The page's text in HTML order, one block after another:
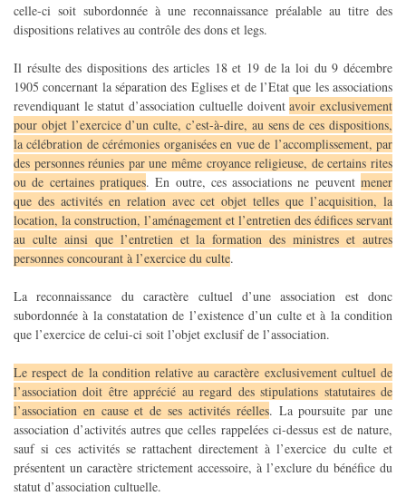
celle-ci soit subordonnée à une reconnaissance préalable au titre des
dispositions relatives au contrôle des dons et legs.
Il résulte des dispositions des articles 18 et 19 de la loi du 9 décembre
1905 concernant la séparation des Eglises et de l’Etat que les associations
revendiquant le statut d’association cultuelle doiventavoir exclusivement
pour objet l’exercice d’un culte, c’est-à-dire, au sens de ces dispositions,
la célébration de cérémonies organisées en vue de l’accomplissement, par
des personnes réunies par une même croyance religieuse, de certains rites
ou de certaines pratiques. En outre, ces associations ne peuventmener
que des activités en relation avec cet objet telles que l’acquisition, la
location, la construction, l’aménagement et l’entretien des édifices servant
au culte ainsi que l’entretien et la formation des ministres et autres
personnes concourant à l’exercice du culte.
La reconnaissance du caractère cultuel d’une association est donc
subordonnée à la constatation de l’existence d’un culte et à la condition
que l’exercice de celui-ci soit l’objet exclusif de l’association.
Le respect de la condition relative au caractère exclusivement cultuel de
l’association doit être apprécié au regard des stipulations statutaires de
l’association en cause et de ses activités réelles. La poursuite par une
association d’activités autres que celles rappelées ci-dessus est de nature,
sauf si ces activités se rattachent directement à l’exercice du culte et
présentent un caractère strictement accessoire, à l’exclure du bénéfice du
statut d’association cultuelle.